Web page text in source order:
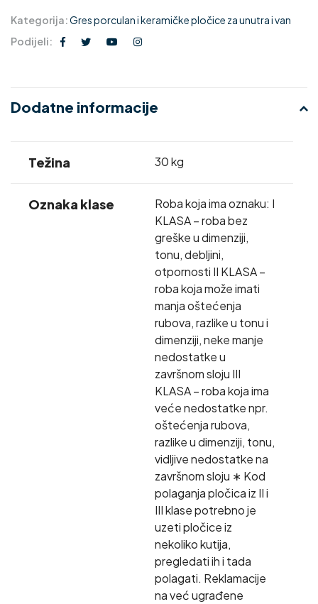
Kategorija:Gres porculan i keramičke pločice za unutra i van
Podijeli:
Dodatne informacije
Težina 30 kg
Oznaka klase
Roba koja ima oznaku: I
KLASA – roba bez
greške u dimenziji,
tonu, debljini,
otpornosti II KLASA –
roba koja može imati
manja oštećenja
rubova, razlike u tonu i
dimenziji, neke manje
nedostatke u
završnom sloju III
KLASA – roba koja ima
veće nedostatke npr.
oštećenja rubova,
razlike u dimenziji, tonu,
vidljive nedostatke na
završnom sloju ∗ Kod
polaganja pločica iz II i
III klase potrebno je
uzeti pločice iz
nekoliko kutija,
pregledati ih i tada
polagati. Reklamacije
na već ugrađene